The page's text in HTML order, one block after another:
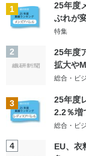
1
25年度
ぶれが
特集
2
25年度
拡大や
総合・ビ
3
25年度
2.2％増
総合・ビ
4
EU、